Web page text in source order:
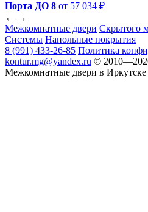
Порта ДО 8 от 57 034 ₽
← →
Межкомнатные двери Скрытого
Системы Напольные покрытия
8 (991) 433-26-85 Политика
kontur.mg@yandex.ru ©
Межкомнатные двери в Иркутске